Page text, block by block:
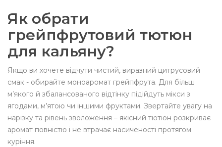
Як обрати
грейпфрутовий тютюн
для кальяну?
Якщо ви хочете відчути чистий, виразний цитрусовий
смак - обирайте моноаромат грейпфрута. Для більш
м’якого й збалансованого відтінку підійдуть мікси з
ягодами, м’ятою чи іншими фруктами. Звертайте увагу на
нарізку та рівень зволоження – якісний тютюн розкриває
аромат повністю і не втрачає насиченості протягом
куріння.